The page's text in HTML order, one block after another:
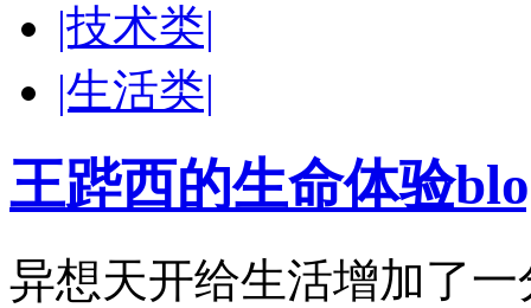
|技术类|
|生活类|
王跸西的生命体验
异想天开给生活增加了